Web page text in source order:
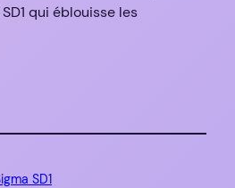
qui éblouisse les
SD1